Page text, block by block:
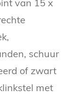
van 15 x
schuur
of zwart
met